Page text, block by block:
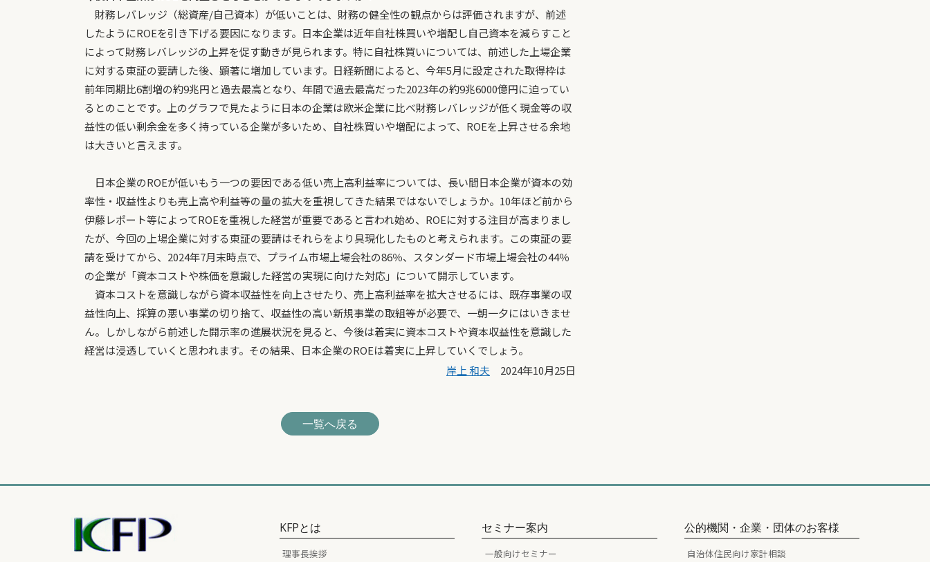
財務レバレッジ（総資産/自己資本）が低いことは、財務の健全性の観点からは評価されますが、前述
したようにROEを引き下げる要因になります。日本企業は近年自社株買いや増配し自己資本を減らすこと
によって財務レバレッジの上昇を促す動きが見られます。特に自社株買いについては、前述した上場企業
に対する東証の要請した後、顕著に増加しています。日経新聞によると、今年5月に設定された取得枠は
前年同期比6割増の約9兆円と過去最高となり、年間で過去最高だった2023年の約9兆6000億円に迫ってい
るとのことです。上のグラフで見たように日本の企業は欧米企業に比べ財務レバレッジが低く現金等の収
益性の低い剰余金を多く持っている企業が多いため、自社株買いや増配によって、ROEを上昇させる余地
は大きいと言えます。
日本企業のROEが低いもう一つの要因である低い売上高利益率については、長い間日本企業が資本の効
率性・収益性よりも売上高や利益等の量の拡大を重視してきた結果ではないでしょうか。10年ほど前から
伊藤レポート等によってROEを重視した経営が重要であると言われ始め、ROEに対する注目が高まりまし
たが、今回の上場企業に対する東証の要請はそれらをより具現化したものと考えられます。この東証の要
請を受けてから、2024年7月末時点で、プライム市場上場会社の86％、スタンダード市場上場会社の44％
の企業が「資本コストや株価を意識した経営の実現に向けた対応」について開示しています。
資本コストを意識しながら資本収益性を向上させたり、売上高利益率を拡大させるには、既存事業の収
益性向上、採算の悪い事業の切り捨て、収益性の高い新規事業の取組等が必要で、一朝一夕にはいきませ
ん。しかしながら前述した開示率の進展状況を見ると、今後は着実に資本コストや資本収益性を意識した
経営は浸透していくと思われます。その結果、日本企業のROEは着実に上昇していくでしょう。
岸上 和夫 2024年10月25日
一覧へ戻る
KFPとは
理事長挨拶
セミナー案内
一般向けセミナー
公的機関・企業・団体のお客様
自治体住民向け家計相談